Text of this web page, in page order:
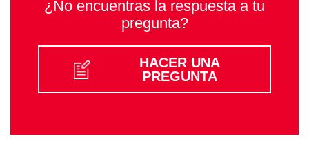
¿No encuentras la respuesta a tu
pregunta?
HACER UNA
PREGUNTA